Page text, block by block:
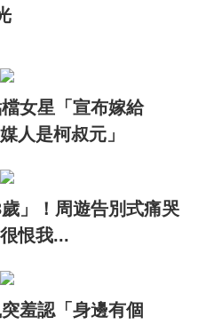
女星「宣布嫁給
人是柯叔元」
」！周遊告別式痛哭
恨我...
羞認「身邊有個